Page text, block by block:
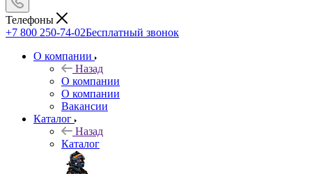
Телефоны
+7 800 250-74-02Бесплатный звонок
О компании
Назад
О компании
О компании
Вакансии
Каталог
Назад
Каталог